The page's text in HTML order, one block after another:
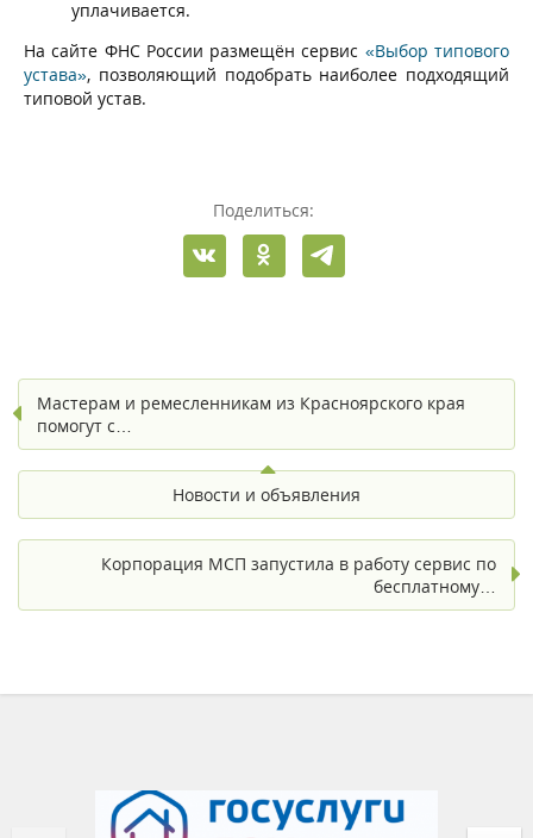
уплачивается.
На сайте ФНС России размещён сервис «Выбор типового
устава», позволяющий подобрать наиболее подходящий
типовой устав.
Поделиться:
Мастерам и ремесленникам из Красноярского края
помогут с…
Новости и объявления
Корпорация МСП запустила в работу сервис по
бесплатному…